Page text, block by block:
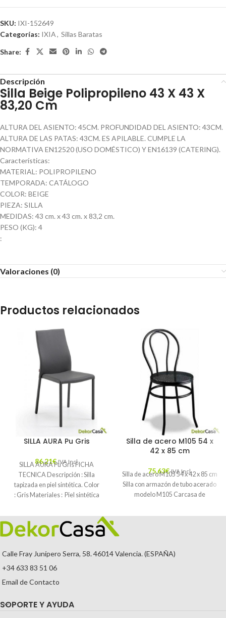
SKU: IXI-152649
Categorías: IXIA, Sillas Baratas
Share:
Descripción
Silla Beige Polipropileno 43 X 43 X
83,20 Cm
ALTURA DEL ASIENTO: 45CM. PROFUNDIDAD DEL ASIENTO: 43CM.
ALTURA DE LAS PATAS: 43CM. ES APILABLE. CUMPLE LA
NORMATIVA EN12520 (USO DOMÉSTICO) Y EN16139 (CATERING).
Características:
MATERIAL: POLIPROPILENO
TEMPORADA: CATÁLOGO
COLOR: BEIGE
PIEZA: SILLA
MEDIDAS: 43 cm. x 43 cm. x 83,2 cm.
PESO (KG): 4
:
Valoraciones (0)
Productos relacionados
SILLA AURA Pu Gris
86,21€ IVA Incl.
SILLA AURA Pu Gris FICHA
TECNICA Descripción : Silla
tapizada en piel sintética. Color
: Gris Materiales : Piel sintética
Silla de acero M105 54 x
42 x 85 cm
75,63€ IVA Incl.
Silla de acero M105 54 x 42 x 85 cm
Silla con armazón de tubo acerado
modelo M105 Carcasa de
Calle Fray Junípero Serra, 58. 46014 Valencia. (ESPAÑA)
+34 633 83 51 06
Email de Contacto
SOPORTE Y AYUDA